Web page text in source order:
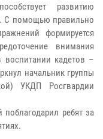
развитию
С помощью правильно
формируется
внимания
кадетов –
начальник группы
УКДП Росгвардии
ребят за